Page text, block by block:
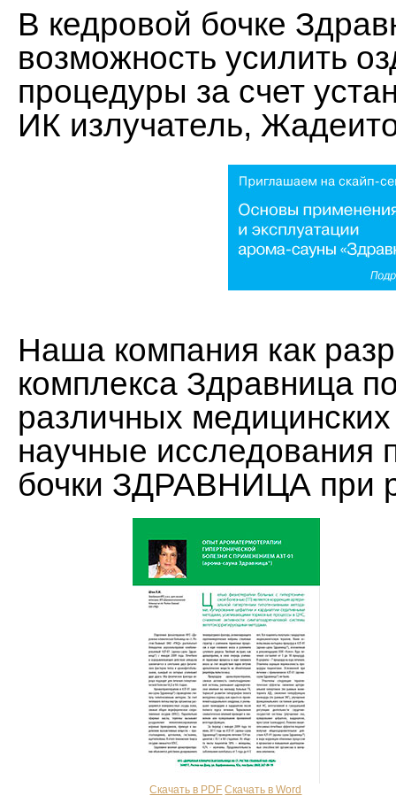
В кедровой бочке
возможность усилить
процедуры за счет
ИК излучатель,
Наша компания как
комплекса Здравница
различных
научные исследования
бочки ЗДРАВНИЦА при
Скачать в PDF Скачать в Word